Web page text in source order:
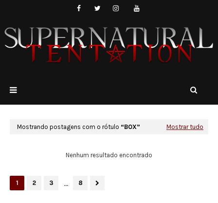
Mostrando postagens com o rótulo BOX Mostrar tudo
Nenhum resultado encontrado
1 2 3 ... 8